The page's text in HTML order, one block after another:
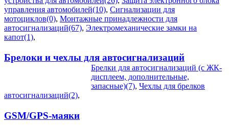
управления автомобилей(10), Сигнализации для
мотоциклов(0), Монтажные принадлежности для
автосигнализаций(67), Электромеханические замки на
капот(1),
Брелоки и чехлы для автосигнализаций
Брелки для автосигнализаций (с ЖК-
дисплеем, дополнительные,
запасные)(7), Чехлы для брелков
автосигнализаций(2),
GSM/GPS-маяки